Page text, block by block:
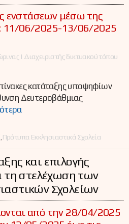
ενστάσεων μέσω της
11/06/2025-13/06/2025
| Διαχειριστής δικτυακού τόπου
κατάταξης υποψηφίων
Δευτεροβάθμιας
Πρότυπα Εκκλησιαστικά Σχολεία
και επιλογής
τη στελέχωση των
Σχολείων
από την 28/04/2025